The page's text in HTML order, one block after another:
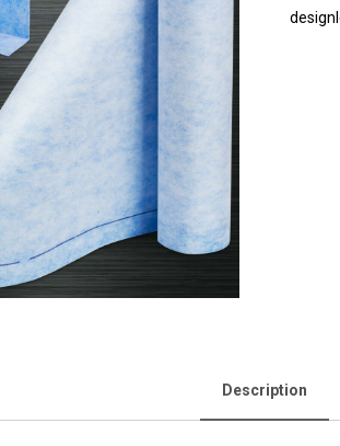
Description